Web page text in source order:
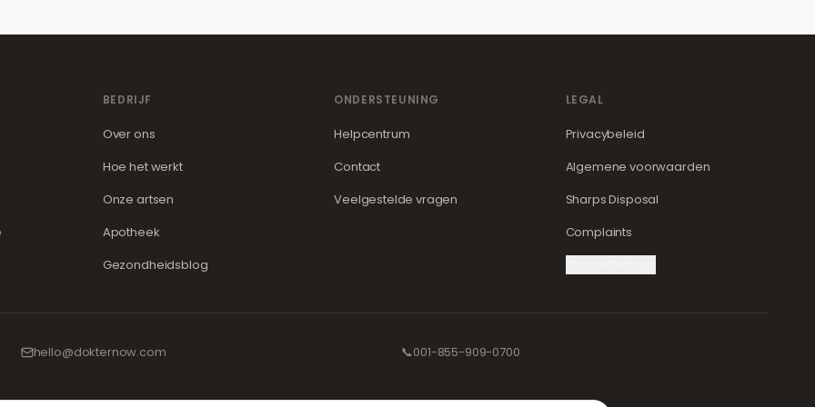
BEDRIJF
Over ons
Hoe het werkt
Onze artsen
Apotheek
Gezondheidsblog
ONDERSTEUNING
Helpcentrum
Contact
Veelgestelde vragen
LEGAL
Privacybeleid
Algemene voorwaarden
Sharps Disposal
Complaints
hello@dokternow.com 📞001-855-909-0700